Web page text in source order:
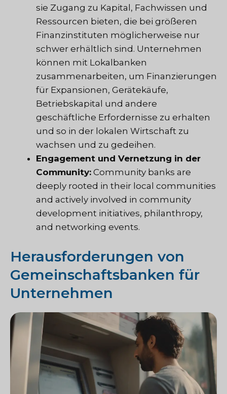
sie Zugang zu Kapital, Fachwissen und
Ressourcen bieten, die bei größeren
Finanzinstituten möglicherweise nur
schwer erhältlich sind. Unternehmen
können mit Lokalbanken
zusammenarbeiten, um Finanzierungen
für Expansionen, Gerätekäufe,
Betriebskapital und andere
geschäftliche Erfordernisse zu erhalten
und so in der lokalen Wirtschaft zu
wachsen und zu gedeihen.
Engagement und Vernetzung in der
Community: Community banks are
deeply rooted in their local communities
and actively involved in community
development initiatives, philanthropy,
and networking events.
Herausforderungen von
Gemeinschaftsbanken für
Unternehmen